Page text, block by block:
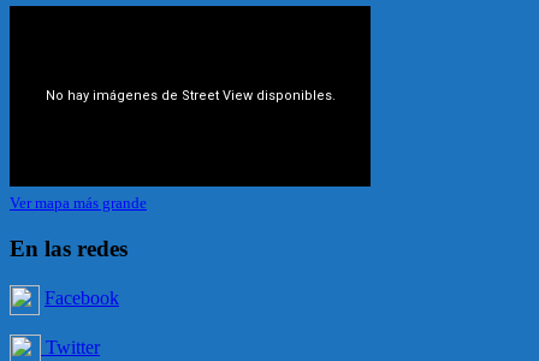
Ver mapa más grande
En las redes
Facebook
Twitter